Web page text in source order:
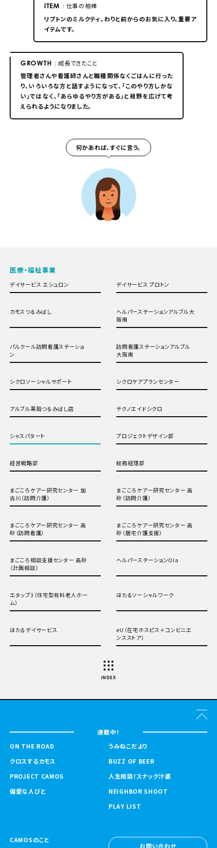
ITEM : 仕事の相棒
リプトンのミルクティ。わりと前からのお気に入り。重要ア
イテムです。
GROWTH : 成長できたこと
管理者さんや看護師さんと職種関係なくごはんに行った
り、いろいろな方と話すようになって、「このやり方しかな
い」ではなく、「あらゆるやり方がある」と視野を広げて考
えられるようになりました。
何かあれば、すぐに言う。
医療・福祉事業
デイサービス エシュロン デイサービス プロトン
カモスつるみばし
ヘルパーステーションアルブル大
阪南
パルクール訪問看護ステーショ
ン
訪問看護ステーションアルブル
大阪南
シクロソーシャルサポート シクロケアプランセンター
アルブル薬局つるみばし店 テクノエイドシクロ
シャスパタート プロジェクトデザイン部
経営戦略部 総務経理部
まごころケアー研究センター 加
古川（訪問介護）
まごころケアー研究センター 高
砂（訪問介護）
まごころケアー研究センター 高
砂（訪問看護）
まごころケアー研究センター 高
砂（居宅介護支援）
まごころ相談支援センター 高砂
（計画相談）
ヘルパーステーションOla
エタップ3（住宅型有料老人ホー
ム）
ほたるソーシャルワーク
ほたるデイサービス
eU（在宅ホスピス＋コンビニエ
ンスストア）
INDEX
連載中！
ON THE ROAD
クロスするカモス
PROJECT CAMOS
偏愛な人びと
うみねこだより
BUZZ OF BEER
人生相談！スナック汁婆
NEIGHBOR SHOOT
PLAY LIST
CAMOSのこと
お問い合わせ